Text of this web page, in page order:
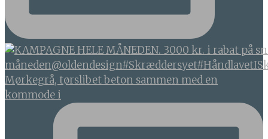
Mørkegrå, tørslibet beton sammen med en
kommode i